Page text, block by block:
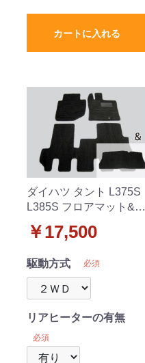
カートに入れる
ダイハツ タント L375S
L385S フロアマット&ラ
ット 社外新品
￥17,500
駆動方式 必須
リアヒーターの有無
必須